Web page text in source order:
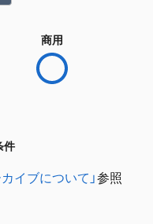
商用
件
イブについて」参照